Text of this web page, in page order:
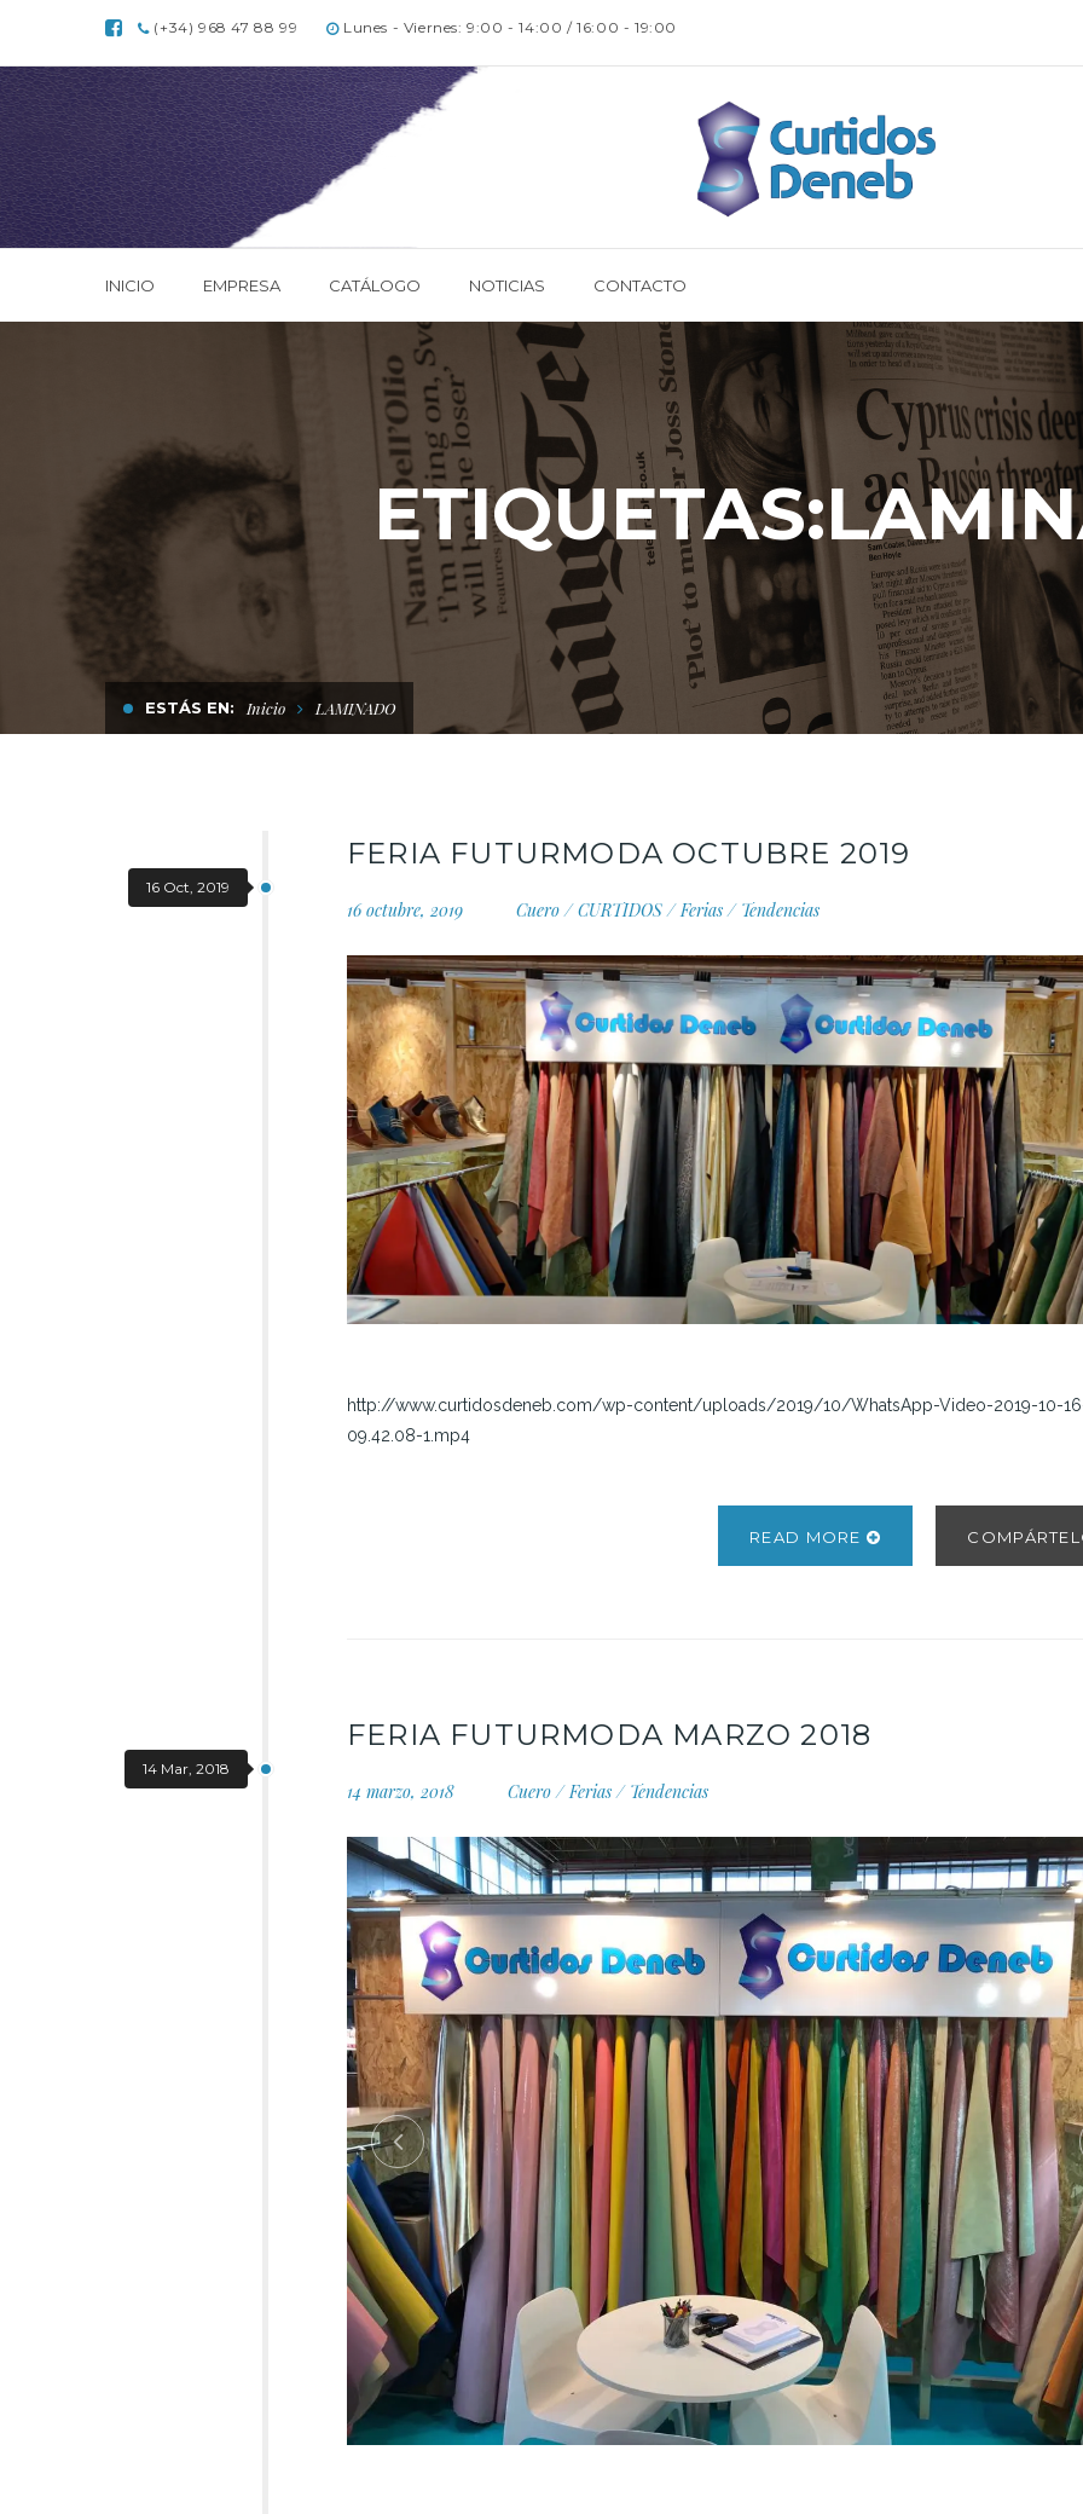
(+34) 968 47 88 99 Lunes - Viernes: 9:00 - 14:00 / 16:00 - 19:00
INICIO EMPRESA CATÁLOGO NOTICIAS CONTACTO
ESTÁS EN: Inicio LAMINADO
16 Oct, 2019
FERIA FUTURMODA OCTUBRE 2019
16 octubre, 2019 Cuero/CURTIDOS/Ferias/ Tendencias
http://www.curtidosdeneb.com/wp-content/uploads/2019/10/WhatsApp-Video-2019-10-
09.42.08-1.mp4
READ MORE
14 Mar, 2018
FERIA FUTURMODA MARZO 2018
14 marzo, 2018 Cuero/Ferias/ Tendencias